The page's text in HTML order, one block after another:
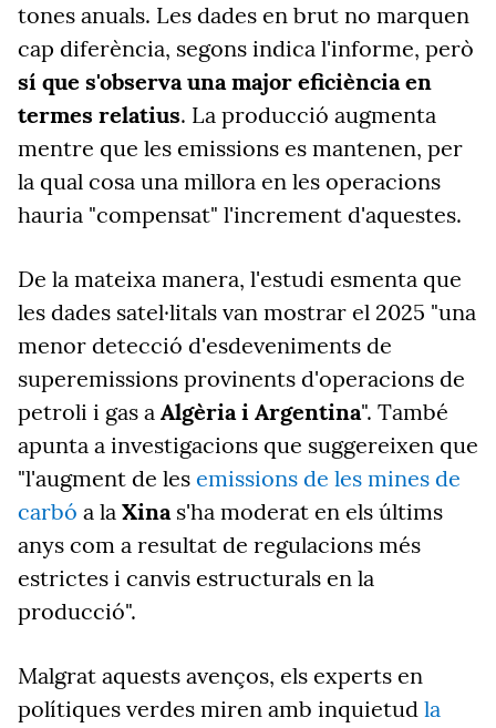
tones anuals. Les dades en brut no marquen
cap diferència, segons indica l'informe, però
sí que s'observa una major eficiència en
termes relatius. La producció augmenta
mentre que les emissions es mantenen, per
la qual cosa una millora en les operacions
hauria "compensat" l'increment d'aquestes.
De la mateixa manera, l'estudi esmenta que
les dades satel·litals van mostrar el 2025 "una
menor detecció d'esdeveniments de
superemissions provinents d'operacions de
petroli i gas a Algèria i Argentina". També
apunta a investigacions que suggereixen que
"l'augment de les emissions de les mines de
carbó a la Xinas'ha moderat en els últims
anys com a resultat de regulacions més
estrictes i canvis estructurals en la
producció".
Malgrat aquests avenços, els experts en
polítiques verdes miren amb inquietud la